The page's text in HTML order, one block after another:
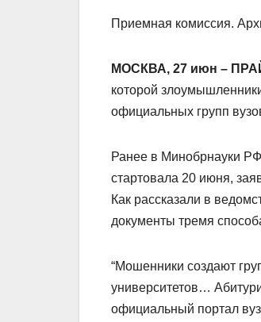
Приемная комиссия.
МОСКВА, 27 июн –
которой
официальных групп
Ранее в Минобрнауки
стартовала 20 июня,
Как рассказали в
документы тремя
“Мошенники создают
университетов…
официальный портал